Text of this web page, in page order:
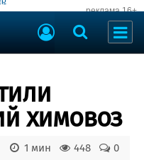
реклама 16+
химовоз
0
448
1 мин